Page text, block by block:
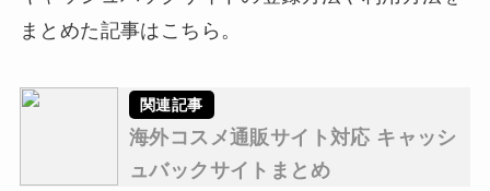
まとめた記事はこちら。
海外コスメ通販サイト対応 キャッシ
ュバックサイトまとめ